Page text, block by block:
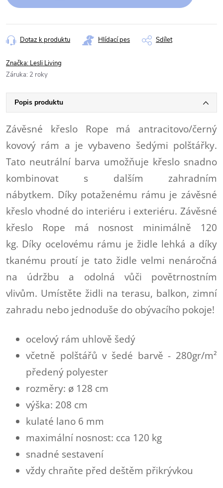
Dotaz k produktu Hlídací pes Sdílet
Značka: Lesli Living
Záruka: 2 roky
Popis produktu
Závěsné křeslo Rope má antracitovo/černý
kovový rám a je vybaveno šedými polštářky.
Tato neutrální barva umožňuje křeslo snadno
kombinovat s dalším zahradním
nábytkem. Díky potaženému rámu je závěsné
křeslo vhodné do interiéru i exteriéru.Závěsné
křeslo Rope má nosnost minimálně 120
kg. Díky ocelovému rámu je židle lehká a díky
tkanému proutí je tato židle velmi nenáročná
na údržbu a odolná vůči povětrnostním
vlivům. Umístěte židli na terasu, balkon, zimní
zahradu nebo jednoduše do obývacího pokoje!
ocelový rám uhlově šedý
včetně polštářů v šedé barvě - 280gr/m²
předený polyester
rozměry: ø 128 cm
výška: 208 cm
kulaté lano 6 mm
maximální nosnost: cca 120 kg
snadné sestavení
vždy chraňte před deštěm přikrývkou